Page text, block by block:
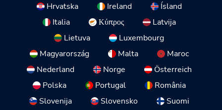
Hrvatska
Ireland
Ísland
Italia
Κύπρος
Latvija
Lietuva
Luxembourg
Magyarország
Malta
Maroc
Nederland
Norge
Österreich
Polska
Portugal
România
Slovenija
Slovensko
Suomi